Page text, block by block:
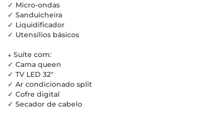
✓ Micro-ondas
✓ Sanduicheira
✓ Liquidificador
✓ Utensílios básicos
↓ Suíte com:
✓ Cama queen
✓ TV LED 32"
✓ Ar condicionado split
✓ Cofre digital
✓ Secador de cabelo